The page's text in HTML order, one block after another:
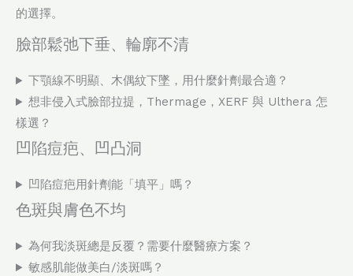
的選擇。
臉部鬆弛下垂、輪廓不清
下顎線不明顯、木偶紋下墜，用什麼針劑最合適？
想非侵入式臉部拉提，Thermage，XERF 與 Ulthera 怎
樣選？
凹陷痘疤、凹凸洞
凹陷痘疤用針劑能「填平」嗎？
色斑與膚色不均
為何我淡斑總是反覆？需要什麼醫療方案？
敏感肌能做美白/淡斑嗎？